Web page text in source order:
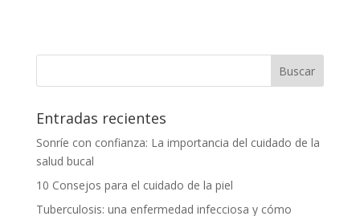
Entradas recientes
Sonríe con confianza: La importancia del cuidado de la
salud bucal
10 Consejos para el cuidado de la piel
Tuberculosis: una enfermedad infecciosa y cómo